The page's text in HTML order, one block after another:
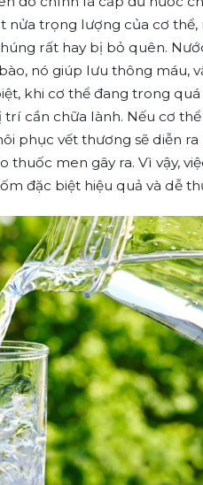
trọng lượng của cơ thể,
rất hay bị bỏ quên.
nó giúp lưu thông máu,
khi cơ thể đang trong
cần chữa lành. Nếu cơ
phục vết thương sẽ diễn ra
men gây ra. Vì vậy,
đặc biệt hiệu quả và dễ